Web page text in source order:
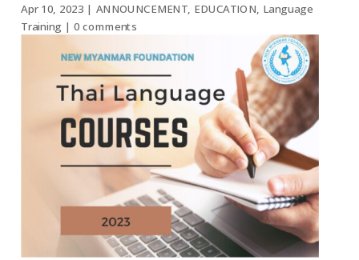
Apr 10, 2023 | ANNOUNCEMENT, EDUCATION, Language
Training| 0 comments